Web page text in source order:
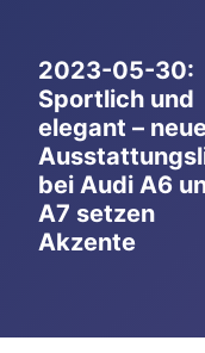
2023-05-30:
Sportlich und
elegant –
bei Audi A6
A7 setzen
Akzente